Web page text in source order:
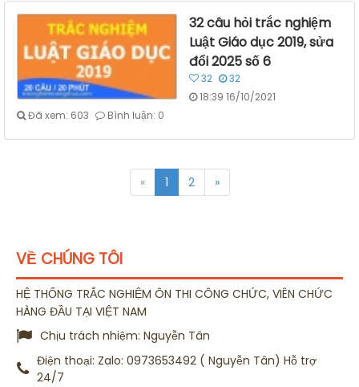
32 câu hỏi trắc nghiệm
Luật Giáo dục 2019, sửa
đổi 2025 số 6
32
32
18:39 16/10/2021
Đã xem: 603
Bình luận: 0
« 1 2 »
VỀ CHÚNG TÔI
HỆ THỐNG TRẮC NGHIỆM ÔN THI CÔNG CHỨC, VIÊN CHỨC
HÀNG ĐẦU TẠI VIỆT NAM
Chịu trách nhiệm: Nguyễn Tân
Điện thoại: Zalo: 0973653492 ( Nguyễn Tân) Hỗ trợ
24/7